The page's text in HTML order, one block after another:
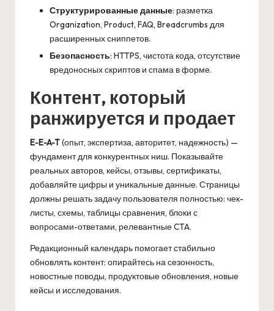
Структурированные данные: разметка
Organization, Product, FAQ, Breadcrumbs для
расширенных сниппетов.
Безопасность: HTTPS, чистота кода, отсутствие
вредоносных скриптов и спама в форме.
Контент, который
ранжируется и продает
E-E-A-T(опыт, экспертиза, авторитет, надежность) —
фундамент для конкурентных ниш. Показывайте
реальных авторов, кейсы, отзывы, сертификаты,
добавляйте цифры и уникальные данные. Страницы
должны решать задачу пользователя полностью: чек-
листы, схемы, таблицы сравнения, блоки с
вопросами-ответами, релевантные CTA.
Редакционный календарь помогает стабильно
обновлять контент: опирайтесь на сезонность,
новостные поводы, продуктовые обновления, новые
кейсы и исследования.